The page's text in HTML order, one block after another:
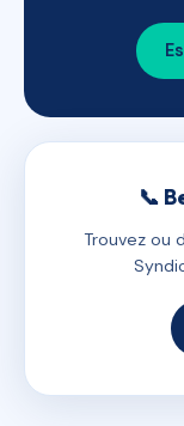
📞
Trouvez ou